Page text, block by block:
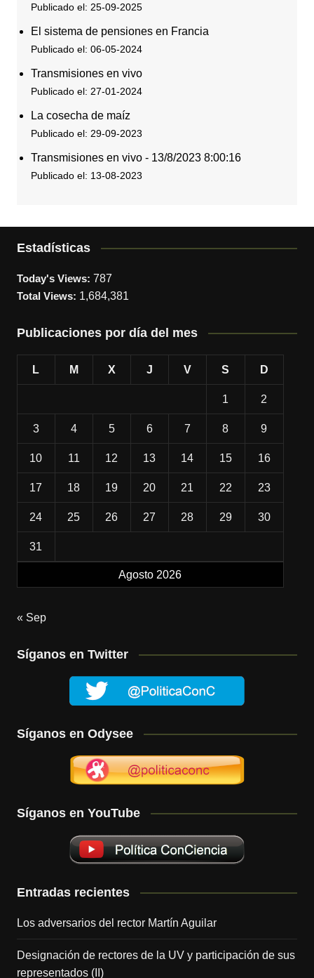
Publicado el: 25-09-2025
El sistema de pensiones en Francia
Publicado el: 06-05-2024
Transmisiones en vivo
Publicado el: 27-01-2024
La cosecha de maíz
Publicado el: 29-09-2023
Transmisiones en vivo - 13/8/2023 8:00:16
Publicado el: 13-08-2023
Estadísticas
Today's Views: 787
Total Views: 1,684,381
Publicaciones por día del mes
Agosto 2026
L M X J V S D
1 2
3 4 5 6 7 8 9
10 11 12 13 14 15 16
17 18 19 20 21 22 23
24 25 26 27 28 29 30
31
« Sep
Síganos en Twitter
Síganos en Odysee
Síganos en YouTube
Entradas recientes
Los adversarios del rector Martín Aguilar
Designación de rectores de la UV y participación de sus
representados (II)